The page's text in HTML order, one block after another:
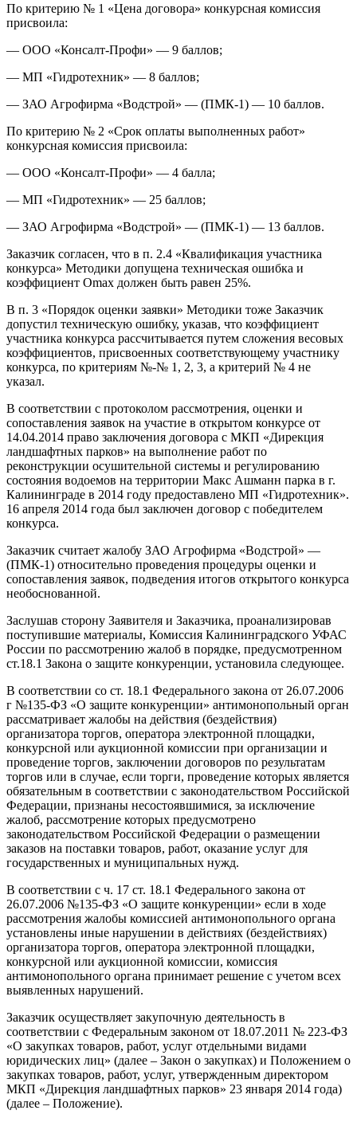
По критерию № 1 «Цена договора» конкурсная комиссия
присвоила:
— ООО «Консалт-Профи» — 9 баллов;
— МП «Гидротехник» — 8 баллов;
— ЗАО Агрофирма «Водстрой» — (ПМК-1) — 10 баллов.
По критерию № 2 «Срок оплаты выполненных работ»
конкурсная комиссия присвоила:
— ООО «Консалт-Профи» — 4 балла;
— МП «Гидротехник» — 25 баллов;
— ЗАО Агрофирма «Водстрой» — (ПМК-1) — 13 баллов.
Заказчик согласен, что в п. 2.4 «Квалификация участника
конкурса» Методики допущена техническая ошибка и
коэффициент Оmах должен быть равен 25%.
В п. 3 «Порядок оценки заявки» Методики тоже Заказчик
допустил техническую ошибку, указав, что коэффициент
участника конкурса рассчитывается путем сложения весовых
коэффициентов, присвоенных соответствующему участнику
конкурса, по критериям №-№ 1, 2, 3, а критерий № 4 не
указал.
В соответствии с протоколом рассмотрения, оценки и
сопоставления заявок на участие в открытом конкурсе от
14.04.2014 право заключения договора с МКП «Дирекция
ландшафтных парков» на выполнение работ по
реконструкции осушительной системы и регулированию
состояния водоемов на территории Макс Ашманн парка в г.
Калининграде в 2014 году предоставлено МП «Гидротехник».
16 апреля 2014 года был заключен договор с победителем
конкурса.
Заказчик считает жалобу ЗАО Агрофирма «Водстрой» —
(ПМК-1) относительно проведения процедуры оценки и
сопоставления заявок, подведения итогов открытого конкурса
необоснованной.
Заслушав сторону Заявителя и Заказчика, проанализировав
поступившие материалы, Комиссия Калининградского УФАС
России по рассмотрению жалоб в порядке, предусмотренном
ст.18.1 Закона о защите конкуренции, установила следующее.
В соответствии со ст. 18.1 Федерального закона от 26.07.2006
г №135-ФЗ «О защите конкуренции» антимонопольный орган
рассматривает жалобы на действия (бездействия)
организатора торгов, оператора электронной площадки,
конкурсной или аукционной комиссии при организации и
проведение торгов, заключении договоров по результатам
торгов или в случае, если торги, проведение которых является
обязательным в соответствии с законодательством Российской
Федерации, признаны несостоявшимися, за исключение
жалоб, рассмотрение которых предусмотрено
законодательством Российской Федерации о размещении
заказов на поставки товаров, работ, оказание услуг для
государственных и муниципальных нужд.
В соответствии с ч. 17 ст. 18.1 Федерального закона от
26.07.2006 №135-ФЗ «О защите конкуренции» если в ходе
рассмотрения жалобы комиссией антимонопольного органа
установлены иные нарушении в действиях (бездействиях)
организатора торгов, оператора электронной площадки,
конкурсной или аукционной комиссии, комиссия
антимонопольного органа принимает решение с учетом всех
выявленных нарушений.
Заказчик осуществляет закупочную деятельность в
соответствии с Федеральным законом от 18.07.2011 № 223-ФЗ
«О закупках товаров, работ, услуг отдельными видами
юридических лиц» (далее – Закон о закупках) и Положением о
закупках товаров, работ, услуг, утвержденным директором
МКП «Дирекция ландшафтных парков» 23 января 2014 года)
(далее – Положение).